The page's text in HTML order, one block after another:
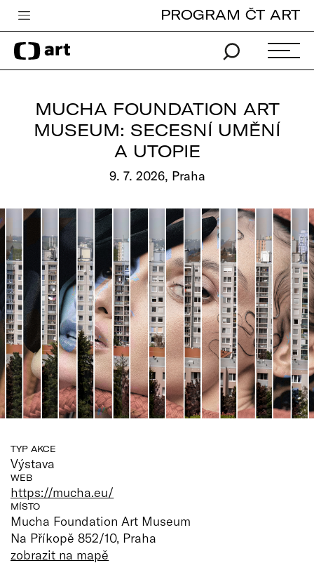
Česká televize
Zpravodajství
iVysílání
edu
Vše o ČT
PROGRAM ČT ART
MUCHA FOUNDATION ART
MUSEUM: SECESNÍ UMĚNÍ
A UTOPIE
9. 7. 2026, Praha
TYP AKCE
Výstava
WEB
https://mucha.eu/
MÍSTO
Mucha Foundation Art Museum
Na Příkopě 852/10, Praha
zobrazit na mapě